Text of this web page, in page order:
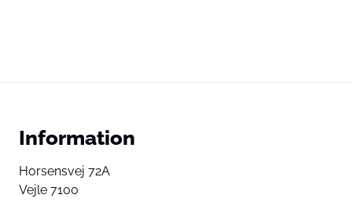
Information
Horsensvej 72A
Vejle 7100